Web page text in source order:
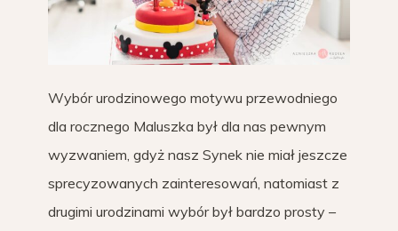
Wybór urodzinowego motywu przewodniego
dla rocznego Maluszka był dla nas pewnym
wyzwaniem, gdyż nasz Synek nie miał jeszcze
sprecyzowanych zainteresowań, natomiast z
drugimi urodzinami wybór był bardzo prosty –